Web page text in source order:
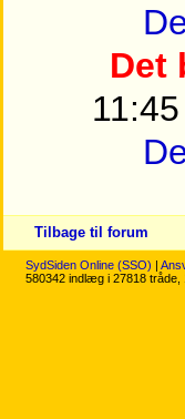
Det
11:45
Tilbage til forum
SydSiden Online (SSO) |
580342 indlæg i 27818